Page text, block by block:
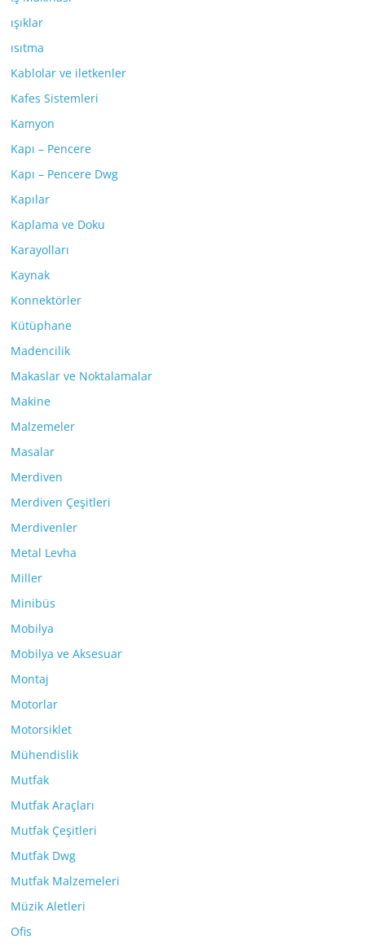
ışıklar
ısıtma
Kablolar ve iletkenler
Kafes Sistemleri
Kamyon
Kapı – Pencere
Kapı – Pencere Dwg
Kapılar
Kaplama ve Doku
Karayolları
Kaynak
Konnektörler
Kütüphane
Madencilik
Makaslar ve Noktalamalar
Makine
Malzemeler
Masalar
Merdiven
Merdiven Çeşitleri
Merdivenler
Metal Levha
Miller
Minibüs
Mobilya
Mobilya ve Aksesuar
Montaj
Motorlar
Motorsiklet
Mühendislik
Mutfak
Mutfak Araçları
Mutfak Çeşitleri
Mutfak Dwg
Mutfak Malzemeleri
Müzik Aletleri
Ofis